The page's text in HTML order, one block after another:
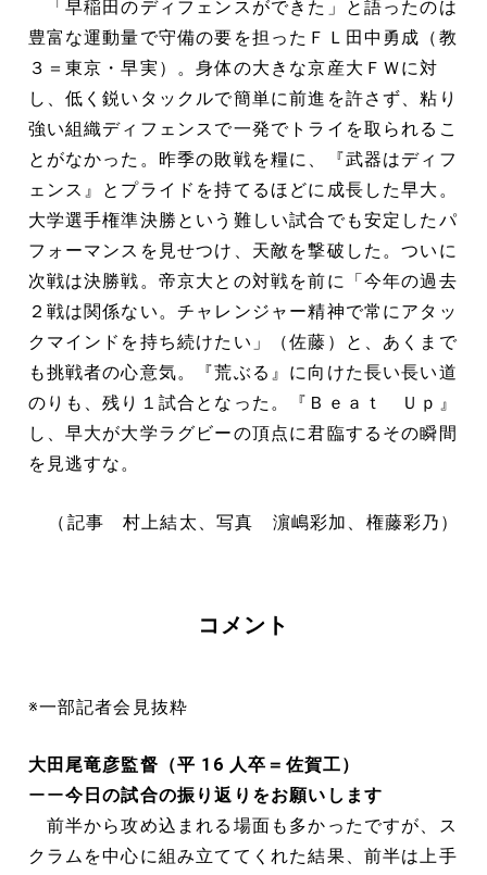
「早稲田のディフェンスができた」と語ったのは
豊富な運動量で守備の要を担ったＦＬ田中勇成（教
３＝東京・早実）。身体の大きな京産大ＦＷに対
し、低く鋭いタックルで簡単に前進を許さず、粘り
強い組織ディフェンスで一発でトライを取られるこ
とがなかった。昨季の敗戦を糧に、『武器はディフ
ェンス』とプライドを持てるほどに成長した早大。
大学選手権準決勝という難しい試合でも安定したパ
フォーマンスを見せつけ、天敵を撃破した。ついに
次戦は決勝戦。帝京大との対戦を前に「今年の過去
２戦は関係ない。チャレンジャー精神で常にアタッ
クマインドを持ち続けたい」（佐藤）と、あくまで
も挑戦者の心意気。『荒ぶる』に向けた長い長い道
のりも、残り１試合となった。『Ｂｅａｔ Ｕｐ』
し、早大が大学ラグビーの頂点に君臨するその瞬間
を見逃すな。
（記事 村上結太、写真 濵嶋彩加、権藤彩乃）
コメント
※一部記者会見抜粋
大田尾竜彦監督（平 16 人卒＝佐賀工）
ーー今日の試合の振り返りをお願いします
前半から攻め込まれる場面も多かったですが、ス
クラムを中心に組み立ててくれた結果、前半は上手